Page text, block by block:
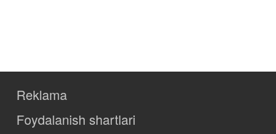
Reklama
Foydalanish shartlari